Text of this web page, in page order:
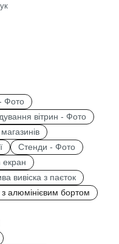
Фото
вітрин - Фото
Стенди - Фото
екран
вивіска з паєток
алюмінієвим бортом